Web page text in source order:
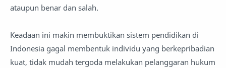
ataupun benar dan salah.
Keadaan ini makin membuktikan sistem pendidikan di
Indonesia gagal membentuk individu yang berkepribadian
kuat, tidak mudah tergoda melakukan pelanggaran hukum